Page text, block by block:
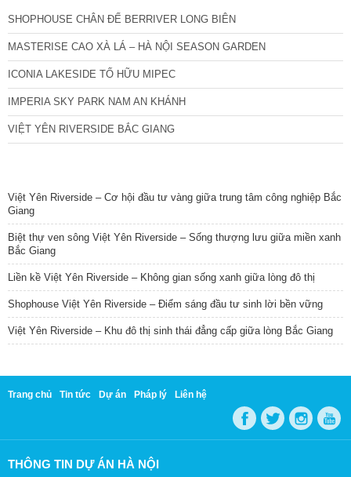
SHOPHOUSE CHÂN ĐẾ BERRIVER LONG BIÊN
MASTERISE CAO XÀ LÁ – HÀ NỘI SEASON GARDEN
ICONIA LAKESIDE TỐ HỮU MIPEC
IMPERIA SKY PARK NAM AN KHÁNH
VIỆT YÊN RIVERSIDE BẮC GIANG
Việt Yên Riverside – Cơ hội đầu tư vàng giữa trung tâm công nghiệp Bắc
Giang
Biệt thự ven sông Việt Yên Riverside – Sống thượng lưu giữa miền xanh
Bắc Giang
Liền kề Việt Yên Riverside – Không gian sống xanh giữa lòng đô thị
Shophouse Việt Yên Riverside – Điểm sáng đầu tư sinh lời bền vững
Việt Yên Riverside – Khu đô thị sinh thái đẳng cấp giữa lòng Bắc Giang
Trang chủ Tin tức Dự án Pháp lý Liên hệ
THÔNG TIN DỰ ÁN HÀ NỘI